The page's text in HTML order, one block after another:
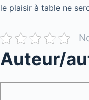
le plaisir à table ne
Auteur/